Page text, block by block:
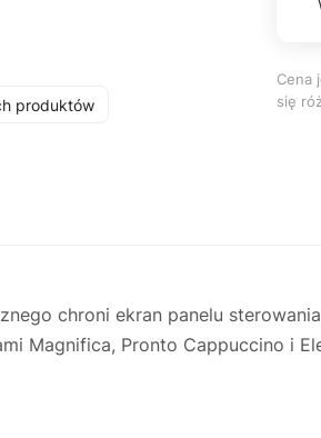
produktów
Cena
się
chroni ekran panelu
Magnifica, Pronto Cappuccino i